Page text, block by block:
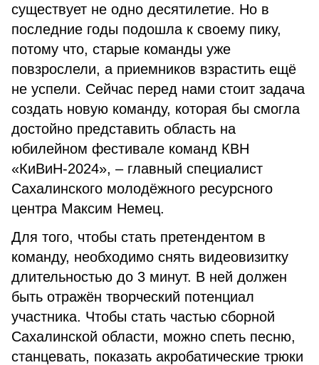
существует не одно десятилетие. Но в
последние годы подошла к своему пику,
потому что, старые команды уже
повзрослели, а приемников взрастить ещё
не успели. Сейчас перед нами стоит задача
создать новую команду, которая бы смогла
достойно представить область на
юбилейном фестивале команд КВН
«КиВиН-2024», – главный специалист
Сахалинского молодёжного ресурсного
центра Максим Немец.
Для того, чтобы стать претендентом в
команду, необходимо снять видеовизитку
длительностью до 3 минут. В ней должен
быть отражён творческий потенциал
участника. Чтобы стать частью сборной
Сахалинской области, можно спеть песню,
станцевать, показать акробатические трюки